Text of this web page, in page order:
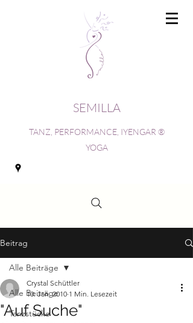
SEMILLA
TANZ, PERFORMANCE, IYENGAR ®
YOGA
Beitrag
Alle Beiträge
Tanzstücke
Alle Beiträge
"Auf Suche"
Crystal Schüttler
10. Jan. 2010 1 Min. Lesezeit